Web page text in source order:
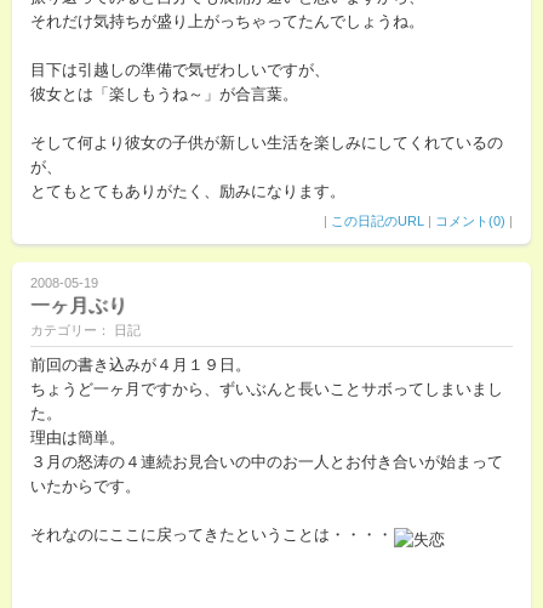
それだけ気持ちが盛り上がっちゃってたんでしょうね。
目下は引越しの準備で気ぜわしいですが、
彼女とは「楽しもうね～」が合言葉。
そして何より彼女の子供が新しい生活を楽しみにしてくれているの
が、
とてもとてもありがたく、励みになります。
| この日記のURL | コメント(0) |
2008-05-19
一ヶ月ぶり
カテゴリー： 日記
前回の書き込みが４月１９日。
ちょうど一ヶ月ですから、ずいぶんと長いことサボってしまいまし
た。
理由は簡単。
３月の怒涛の４連続お見合いの中のお一人とお付き合いが始まって
いたからです。
それなのにここに戻ってきたということは・・・・